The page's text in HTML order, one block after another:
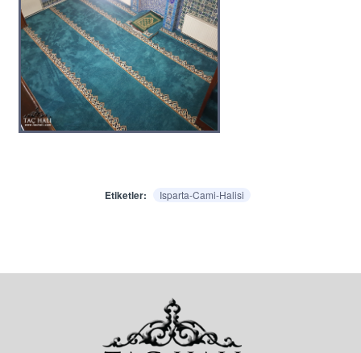
Etiketler: Isparta-Cami-Halisi